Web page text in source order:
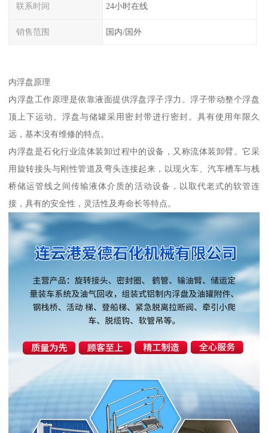
联系时间 24小时在线
销售范围 国内/国外
内浮盘原理
内浮盘工作原理是依靠液面提供浮盘浮子浮力。浮子带动整个浮盘
顶上下运动。浮盘与储罐采用密封带进行密封。具有使用年限久
远，基本没有维修的特点。
内浮盘是石化行业流体装卸过程中的设备，又称流体装卸臂。它采
用旋转接头与刚性管道及弯头连接起来，以现火车、汽车槽车与栈
桥储运管线之间传输液体介质的活动设备，以取代老式的软管连
接，具有的安全性，灵活性及寿命长等特点。